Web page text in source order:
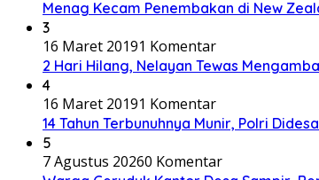
Menag Kecam Penembakan di New
3
16 Maret 20191 Komentar
2 Hari Hilang, Nelayan Tewas
4
16 Maret 20191 Komentar
14 Tahun Terbunuhnya Munir, Polri
5
7 Agustus 20260 Komentar